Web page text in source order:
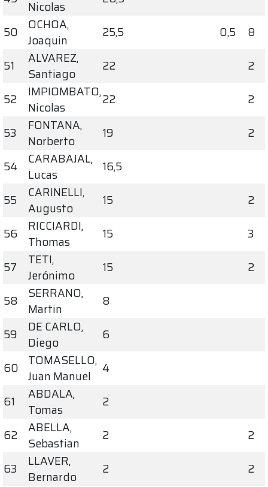
Nicolas
50
OCHOA,
Joaquin
25,5 0,5
8
51
ALVAREZ,
Santiago
22
2
52
IMPIOMBATO,
Nicolas
22
2
53
FONTANA,
Norberto
19
2
54
CARABAJAL,
Lucas
16,5
55
CARINELLI,
Augusto
15
2
56
RICCIARDI,
Thomas
15
3
57
TETI,
Jerónimo
15
2
58
SERRANO,
Martin
8
59
DE CARLO,
Diego
6
60
TOMASELLO,
Juan Manuel
4
61
ABDALA,
Tomas
2
62
ABELLA,
Sebastian
2
2
63
LLAVER,
Bernardo
2 2